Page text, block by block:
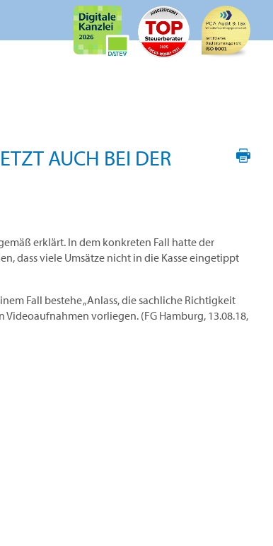
AUCH BEI DER
erklärt. In dem konkreten Fall hatte der
dass viele Umsätze nicht in die Kasse eingetippt
Fall bestehe „Anlass, die sachliche Richtigkeit
vorliegen. (FG Hamburg, 13.08.18,